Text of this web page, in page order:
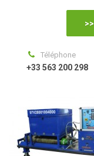
Téléphone
+33 563 200 298